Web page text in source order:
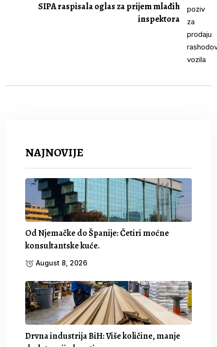
SIPA raspisala oglas za prijem mlađih
inspektora
NAJNOVIJE
Od Njemačke do Španije: Četiri moćne
konsultantske kuće.
August 8, 2026
Drvna industrija BiH: Više količine, manje